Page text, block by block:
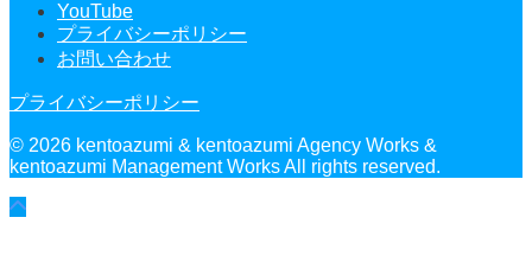
YouTube
プライバシーポリシー
お問い合わせ
プライバシーポリシー
© 2026 kentoazumi & kentoazumi Agency Works &
kentoazumi Management Works All rights reserved.